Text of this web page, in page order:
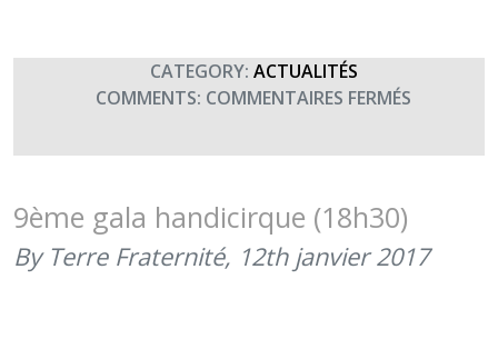
CATEGORY: ACTUALITÉS
COMMENTS: COMMENTAIRES FERMÉS
GALA
2017)
9ème gala handicirque (18h30)
By Terre Fraternité, 12th janvier 2017